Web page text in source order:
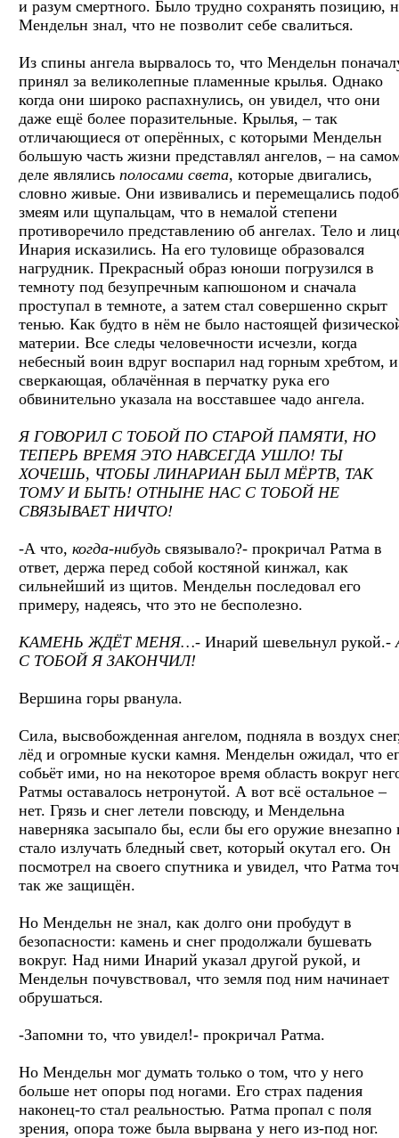
и разум смертного. Было трудно сохранять позицию,
Мендельн знал, что не позволит себе свалиться.
Из спины ангела вырвалось то, что Мендельн
принял за великолепные пламенные крылья. Однако
когда они широко распахнулись, он увидел, что они
даже ещё более поразительные. Крылья, – так
отличающиеся от оперённых, с которыми Мендельн
большую часть жизни представлял ангелов, – на
деле являлись полосами света, которые двигались,
словно живые. Они извивались и перемещались
змеям или щупальцам, что в немалой степени
противоречило представлению об ангелах. Тело и
Инария исказились. На его туловище образовался
нагрудник. Прекрасный образ юноши погрузился в
темноту под безупречным капюшоном и сначала
проступал в темноте, а затем стал совершенно скрыт
тенью. Как будто в нём не было настоящей
материи. Все следы человечности исчезли, когда
небесный воин вдруг воспарил над горным хребтом, и
сверкающая, облачённая в перчатку рука его
обвинительно указала на восставшее чадо ангела.
Я ГОВОРИЛ С ТОБОЙ ПО СТАРОЙ ПАМЯТИ, НО
ТЕПЕРЬ ВРЕМЯ ЭТО НАВСЕГДА УШЛО! ТЫ
ХОЧЕШЬ, ЧТОБЫ ЛИНАРИАН БЫЛ МЁРТВ, ТАК
ТОМУ И БЫТЬ! ОТНЫНЕ НАС С ТОБОЙ НЕ
СВЯЗЫВАЕТ НИЧТО!
-А что, когда-нибудь связывало?- прокричал Ратма в
ответ, держа перед собой костяной кинжал, как
сильнейший из щитов. Мендельн последовал его
примеру, надеясь, что это не бесполезно.
КАМЕНЬ ЖДЁТ МЕНЯ…- Инарий шевельнул рукой.-
С ТОБОЙ Я ЗАКОНЧИЛ!
Вершина горы рванула.
Сила, высвобожденная ангелом, подняла в воздух
лёд и огромные куски камня. Мендельн ожидал, что
собьёт ими, но на некоторое время область вокруг
Ратмы оставалось нетронутой. А вот всё остальное –
нет. Грязь и снег летели повсюду, и Мендельна
наверняка засыпало бы, если бы его оружие внезапно
стало излучать бледный свет, который окутал его. Он
посмотрел на своего спутника и увидел, что Ратма
так же защищён.
Но Мендельн не знал, как долго они пробудут в
безопасности: камень и снег продолжали бушевать
вокруг. Над ними Инарий указал другой рукой, и
Мендельн почувствовал, что земля под ним начинает
обрушаться.
-Запомни то, что увидел!- прокричал Ратма.
Но Мендельн мог думать только о том, что у него
больше нет опоры под ногами. Его страх падения
наконец-то стал реальностью. Ратма пропал с поля
зрения, опора тоже была вырвана у него из-под ног.